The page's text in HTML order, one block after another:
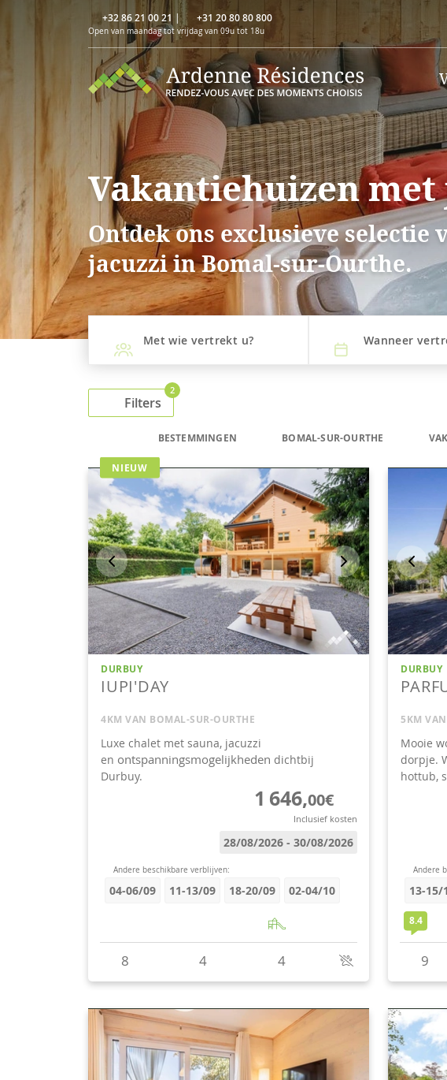
+32 86 21 00 21 | +31 20 80 80 800
Open van maandag tot vrijdag van 09u tot 18u
Vakantiehuizen
Ontdek ons exclusieve selectie
jacuzzi in Bomal-sur-Ourthe.
Met wie vertrekt u? Wanneer
Filters
2
BESTEMMINGEN BOMAL-SUR-OURTHE